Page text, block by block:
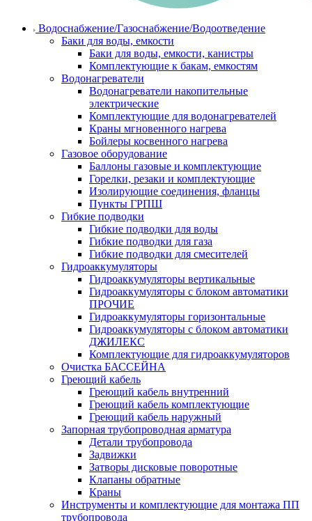
Водоснабжение/Газоснабжение/Водоотведение
Баки для воды, емкости
Баки для воды, емкости, канистры
Комплектующие к бакам, емкостям
Водонагреватели
Водонагреватели накопительные
электрические
Комплектующие для водонагревателей
Краны мгновенного нагрева
Бойлеры косвенного нагрева
Газовое оборудование
Баллоны газовые и комплектующие
Горелки, резаки и комплектующие
Изолирующие соединения, фланцы
Пункты ГРПШ
Гибкие подводки
Гибкие подводки для воды
Гибкие подводки для газа
Гибкие подводки для смесителей
Гидроаккумуляторы
Гидроаккумуляторы вертикальные
Гидроаккумуляторы с блоком автоматики
ПРОЧИЕ
Гидроаккумуляторы горизонтальные
Гидроаккумуляторы с блоком автоматики
ДЖИЛЕКС
Комплектующие для гидроаккумуляторов
Очистка БАССЕЙНА
Греющий кабель
Греющий кабель внутренний
Греющий кабель комплектующие
Греющий кабель наружный
Запорная трубопроводная арматура
Детали трубопровода
Задвижки
Затворы дисковые поворотные
Клапаны обратные
Краны
Инструменты и комплектующие для монтажа ПП
трубопровода